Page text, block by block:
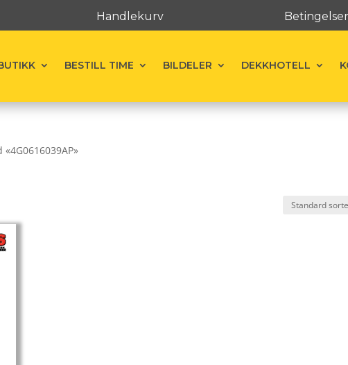
Handlekurv Betingelser
BESTILL TIME BILDELER DEKKHOTELL